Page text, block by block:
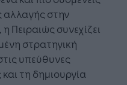
αλλαγής στην
Πειραιώς συνεχίζει
στρατηγική
υπεύθυνες
τη δημιουργία